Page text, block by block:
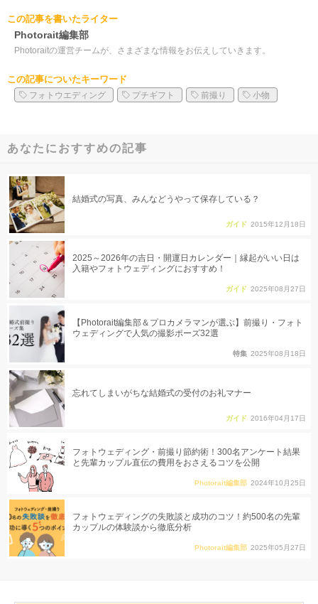
この記事を書いたライター
Photorait編集部
Photoraitの運営チームが、さまざまな情報をお伝えしていきます。
この記事についたキーワード
フォトウエディング プチギフト 前撮り 小物
あなたにおすすめの記事
結婚式の写真、みんなどうやって保存している？
ガイド 2015年12月18日
2025～2026年の吉日・開運日カレンダー｜縁起がいい日は
入籍やフォトウェディングにおすすめ！
ガイド 2025年08月27日
【Photorait編集部＆プロカメラマンが選ぶ】前撮り・フォト
ウェディングで人気の撮影ポーズ32選
特集 2025年08月18日
忘れてしまいがちな結婚式の受付のお礼マナー
ガイド 2016年04月17日
フォトウェディング・前撮り節約術！300名アンケート結果
と先輩カップル直伝の費用をおさえるコツを公開
Photorait編集部 2024年10月25日
フォトウェディングの失敗談と成功のコツ！約500名の先輩
カップルの体験談から徹底分析
Photorait編集部 2025年05月27日